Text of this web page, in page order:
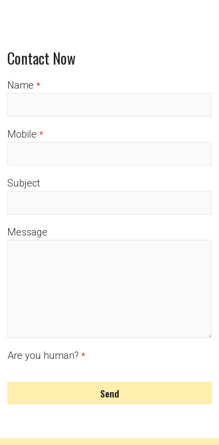
Contact Now
Name *
Mobile *
Subject
Message
Are you human? *
Send